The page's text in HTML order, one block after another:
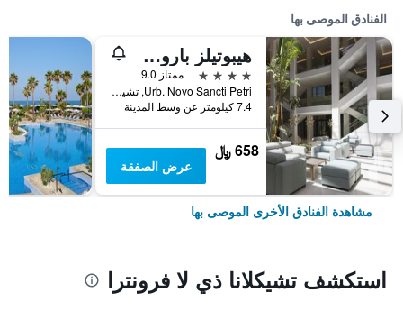
الفنادق الموصى بها
هيبوتيلز باروسا بارك
4 نجوم
ممتاز 9.0
Urb. Novo Sancti Petri, تشيكلانا ذي لا فرونترا, منطقة أندلوسيا, أسبانيا
7.4 كيلومتر عن وسط المدينة
658 ﷼
عرض الصفقة
مشاهدة الفنادق الأخرى الموصى بها
استكشف تشيكلانا ذي لا فرونترا